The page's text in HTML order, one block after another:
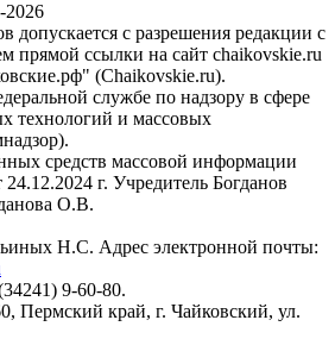
2026
допускается с разрешения редакции с
прямой ссылки на сайт chaikovskie.ru
(Chaikovskie.ru).
службе по надзору в сфере
технологий и массовых
средств массовой информации
г. Учредитель Богданов
О.В.
Н.С. Адрес электронной почты:
9-60-80.
Пермский край, г. Чайковский, ул.